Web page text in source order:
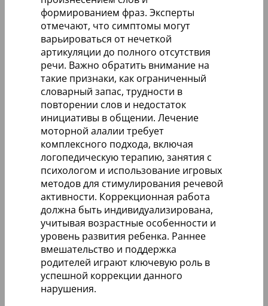
формированием фраз. Эксперты
отмечают, что симптомы могут
варьироваться от нечеткой
артикуляции до полного отсутствия
речи. Важно обратить внимание на
такие признаки, как ограниченный
словарный запас, трудности в
повторении слов и недостаток
инициативы в общении. Лечение
моторной алалии требует
комплексного подхода, включая
логопедическую терапию, занятия с
психологом и использование игровых
методов для стимулирования речевой
активности. Коррекционная работа
должна быть индивидуализирована,
учитывая возрастные особенности и
уровень развития ребенка. Раннее
вмешательство и поддержка
родителей играют ключевую роль в
успешной коррекции данного
нарушения.